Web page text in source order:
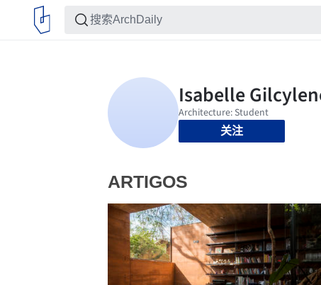
关注
ARTIGOS